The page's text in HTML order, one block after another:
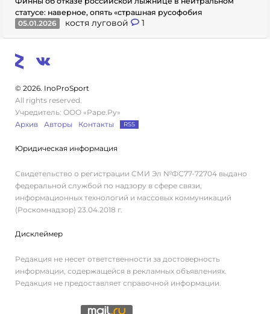
статусе: наверное, опять «страшная русофобия
05.01.2026
костя луговой 1
© 2026. InoProSport
All rights reserved.
Учредитель: ООО «Раре.Ру»
Архив
Авторы Контакты RSS
Юридическая информация
Свидетельство о регистрации СМИ Эл №ФС77-72704 выдано
федеральной службой по надзору в сфере связи,
информационных технологий и массовых коммуникаций
(Роскомнадзор) 23.04.2018 г.
Дисклеймер
Редакция не несет ответственности за достоверность
информации, содержащейся в рекламных объявлениях.
Редакция не предоставляет справочной информации.